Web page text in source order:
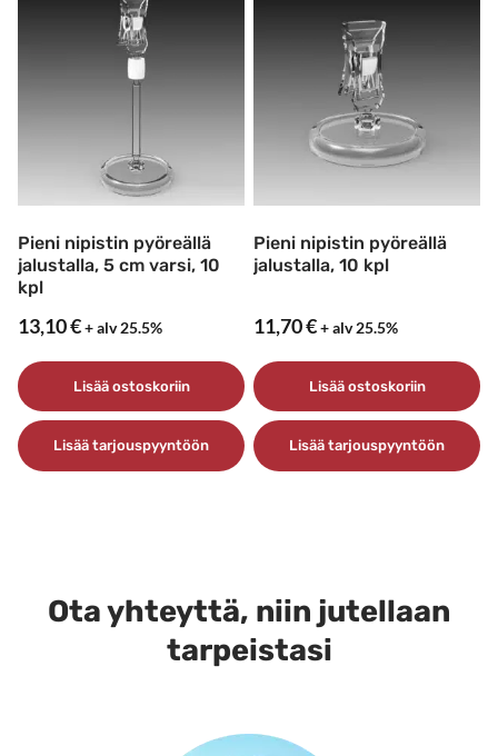
Pieni nipistin pyöreällä
jalustalla, 5 cm varsi, 10
kpl
13,10€+ alv 25.5%
Lisää ostoskoriin
Lisää tarjouspyyntöön
Pieni nipistin pyöreällä
jalustalla, 10 kpl
11,70€+ alv 25.5%
Lisää ostoskoriin
Lisää tarjouspyyntöön
Ota yhteyttä, niin jutellaan
tarpeistasi